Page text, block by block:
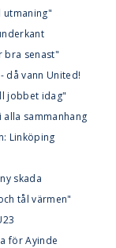
utmaning"
bra senast"
då vann United!
jobbet idag"
alla sammanhang
Linköping
skada
tål värmen"
för Ayinde